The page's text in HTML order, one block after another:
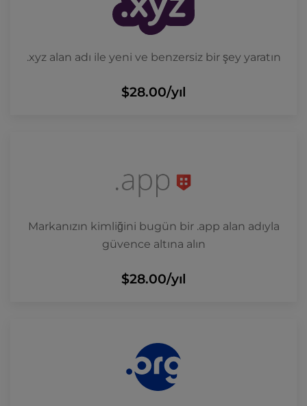
.xyz alan adı ile yeni ve benzersiz bir şey yaratın
$28.00/yıl
Markanızın kimliğini bugün bir .app alan adıyla
güvence altına alın
$28.00/yıl